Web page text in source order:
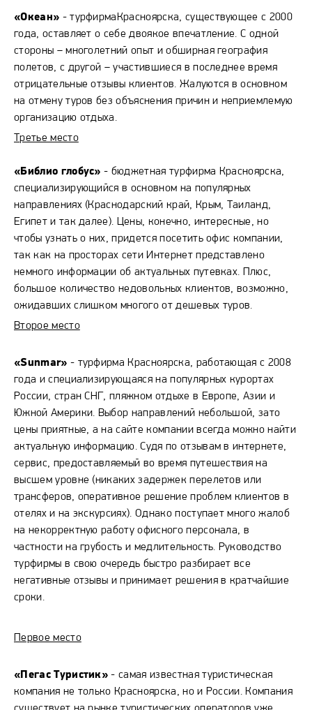
«Океан» - турфирмаКрасноярска, существующее с 2000
года, оставляет о себе двоякое впечатление. С одной
стороны – многолетний опыт и обширная география
полетов, с другой – участившиеся в последнее время
отрицательные отзывы клиентов. Жалуются в основном
на отмену туров без объяснения причин и неприемлемую
организацию отдыха.
Третье место
«Библио глобус» - бюджетная турфирма Красноярска,
специализирующийся в основном на популярных
направлениях (Краснодарский край, Крым, Таиланд,
Египет и так далее). Цены, конечно, интересные, но
чтобы узнать о них, придется посетить офис компании,
так как на просторах сети Интернет представлено
немного информации об актуальных путевках. Плюс,
большое количество недовольных клиентов, возможно,
ожидавших слишком многого от дешевых туров.
Второе место
«Sunmar» - турфирма Красноярска, работающая с 2008
года и специализирующаяся на популярных курортах
России, стран СНГ, пляжном отдыхе в Европе, Азии и
Южной Америки. Выбор направлений небольшой, зато
цены приятные, а на сайте компании всегда можно найти
актуальную информацию. Судя по отзывам в интернете,
сервис, предоставляемый во время путешествия на
высшем уровне (никаких задержек перелетов или
трансферов, оперативное решение проблем клиентов в
отелях и на экскурсиях). Однако поступает много жалоб
на некорректную работу офисного персонала, в
частности на грубость и медлительность. Руководство
турфирмы в свою очередь быстро разбирает все
негативные отзывы и принимает решения в кратчайшие
сроки.
Первое место
«Пегас Туристик» - самая известная туристическая
компания не только Красноярска, но и России. Компания